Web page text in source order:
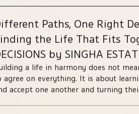
Paths, One Right
the Life That Fits
by SINGHA
a life in harmony does not
agree on everything. It is about
accept one another and turning